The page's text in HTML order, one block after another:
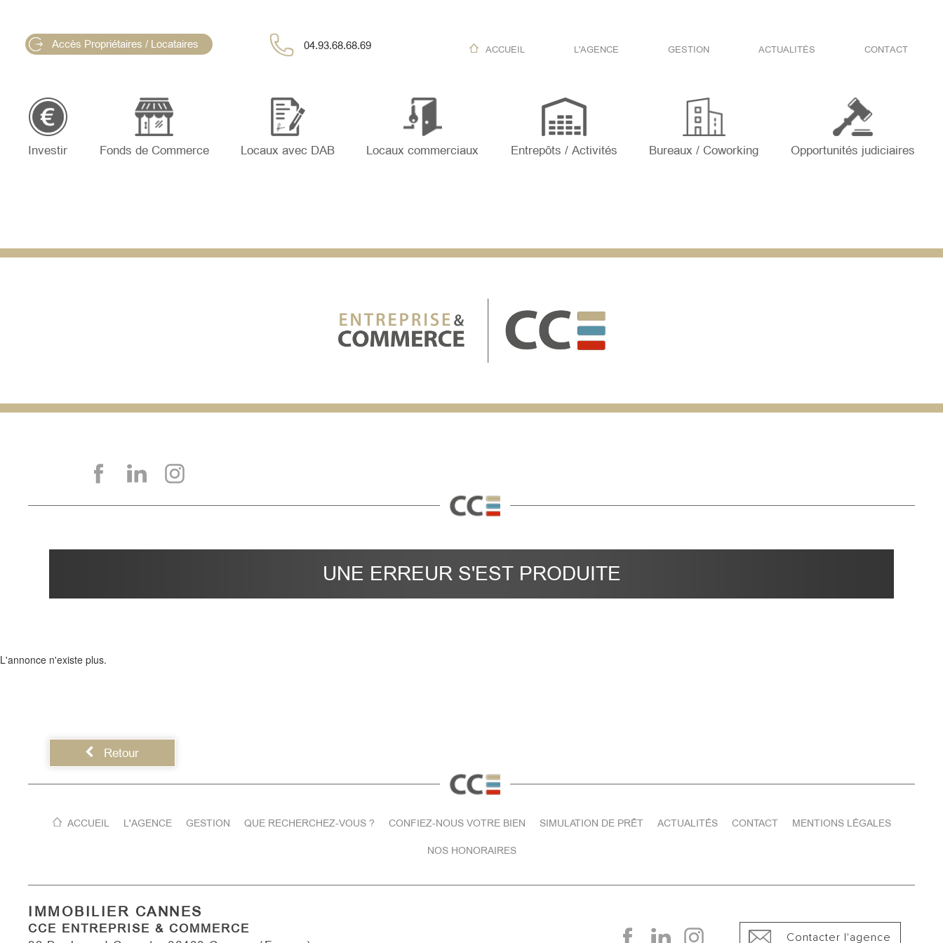
Accès Propriétaires / Locataires 04.93.68.68.69 ACCUEIL L'AGENCE GESTION ACTUALITÉS CONTACT
Investir Fonds de Commerce Locaux avec DAB Locaux commerciaux Entrepôts / Activités Bureaux / Coworking Opportunités judiciaires
UNE ERREUR S'EST PRODUITE
L'annonce n'existe plus.
Retour
ACCUEIL L'AGENCE GESTION QUE RECHERCHEZ-VOUS ? CONFIEZ-NOUS VOTRE BIEN SIMULATION DE PRÊT ACTUALITÉS CONTACT MENTIONS LÉGALES
NOS HONORAIRES
IMMOBILIER CANNES
CCE ENTREPRISE & COMMERCE
Contacter l'agence